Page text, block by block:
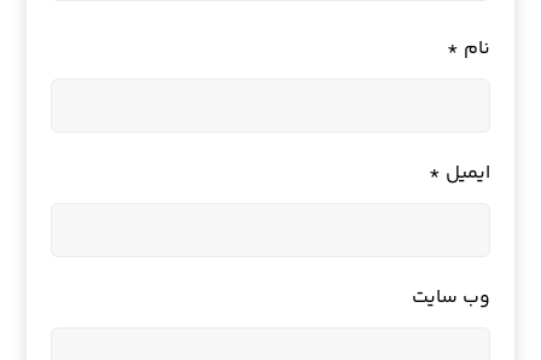
نام *
ایمیل *
وب‌ سایت